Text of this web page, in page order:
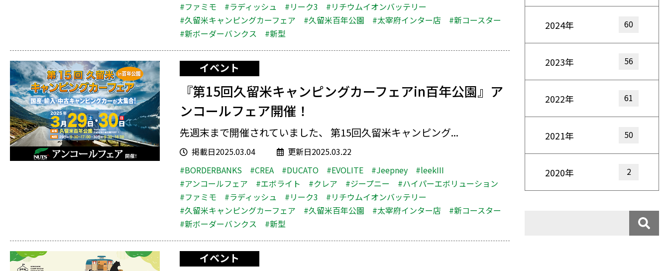
#ファミモ
#ラディッシュ #リーク3
#リチウムイオンバッテリー
#久留米キャンピングカーフェア
#久留米百年公園 #太宰府インター店
#新コースター
#新ボーダーバンクス
#新型
イベント
『第15回久留米キャンピングカーフェアin百年公園』ア
ンコールフェア開催！
先週末まで開催されていました、 第15回久留米キャンピング...
掲載日2025.03.04
更新日2025.03.22
#BORDERBANKS
#CREA #DUCATO #EVOLITE #Jeepney
#leekIII
#アンコールフェア
#エボライト #クレア #ジープニー
#ハイパーエボリューション
#ファミモ
#ラディッシュ #リーク3
#リチウムイオンバッテリー
#久留米キャンピングカーフェア
#久留米百年公園 #太宰府インター店
#新コースター
#新ボーダーバンクス
#新型
イベント
2024年 60
2023年 56
2022年 61
2021年 50
2020年 2